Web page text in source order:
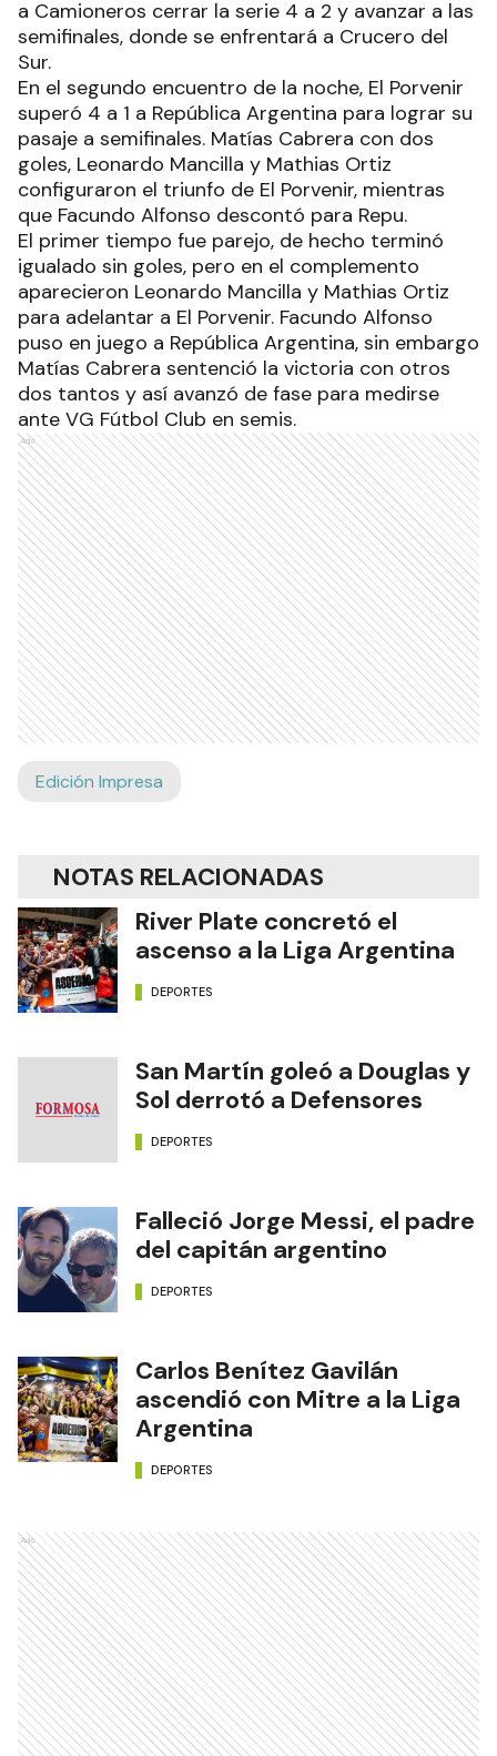
a Camioneros cerrar la serie 4 a 2 y avanzar a las
semifinales, donde se enfrentará a Crucero del
Sur.
En el segundo encuentro de la noche, El Porvenir
superó 4 a 1 a República Argentina para lograr su
pasaje a semifinales. Matías Cabrera con dos
goles, Leonardo Mancilla y Mathias Ortiz
configuraron el triunfo de El Porvenir, mientras
que Facundo Alfonso descontó para Repu.
El primer tiempo fue parejo, de hecho terminó
igualado sin goles, pero en el complemento
aparecieron Leonardo Mancilla y Mathias Ortiz
para adelantar a El Porvenir. Facundo Alfonso
puso en juego a República Argentina, sin embargo
Matías Cabrera sentenció la victoria con otros
dos tantos y así avanzó de fase para medirse
ante VG Fútbol Club en semis.
Ads
Edición Impresa
NOTAS RELACIONADAS
River Plate concretó el
ascenso a la Liga Argentina
DEPORTES
San Martín goleó a Douglas y
Sol derrotó a Defensores
DEPORTES
Falleció Jorge Messi, el padre
del capitán argentino
DEPORTES
Carlos Benítez Gavilán
ascendió con Mitre a la Liga
Argentina
DEPORTES
Ads